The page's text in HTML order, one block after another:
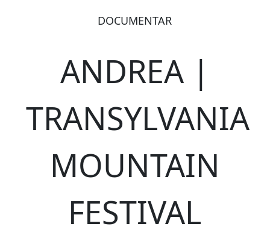
DOCUMENTAR
ANDREA |
TRANSYLVANIA
MOUNTAIN
FESTIVAL